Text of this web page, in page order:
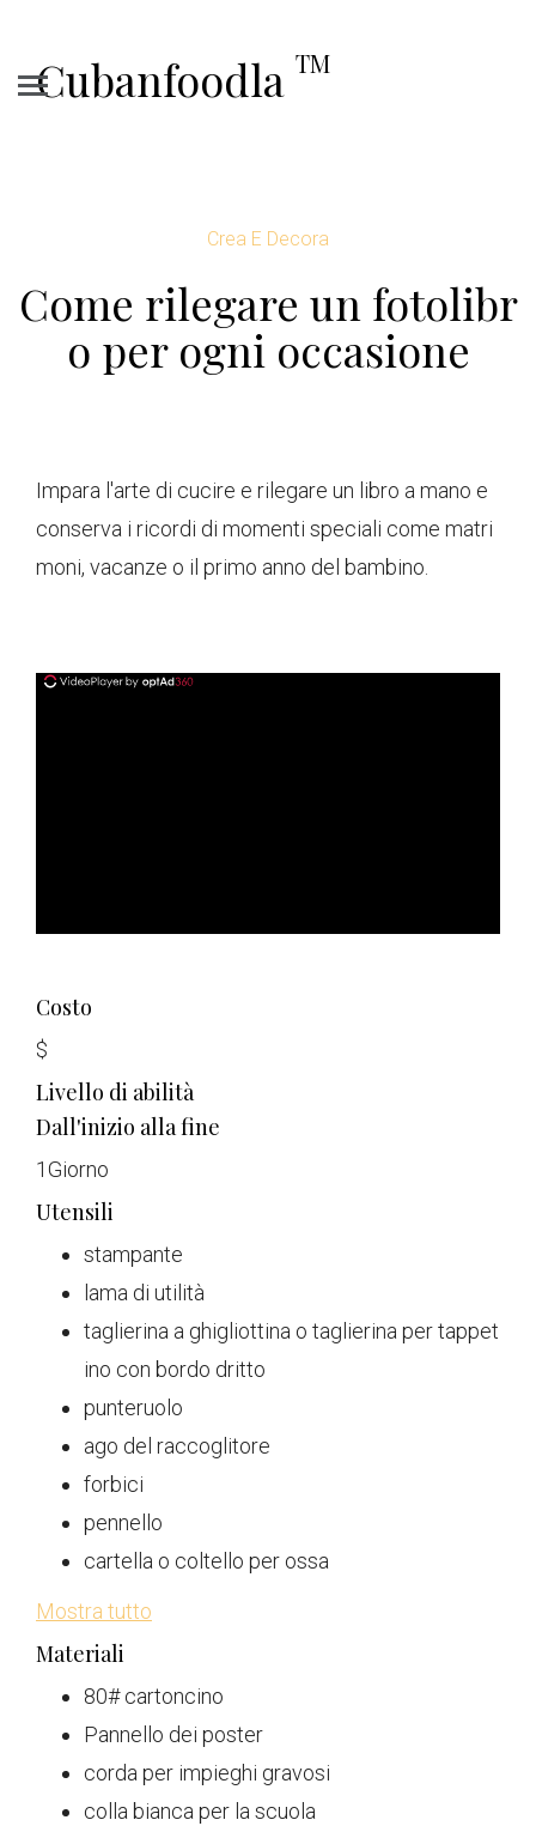
Cubanfoodla TM
Crea E Decora
Come rilegare un fotolibr
o per ogni occasione
Impara l'arte di cucire e rilegare un libro a mano e
conserva i ricordi di momenti speciali come matri
moni, vacanze o il primo anno del bambino.
Costo
$
Livello di abilità
Dall'inizio alla fine
1Giorno
Utensili
stampante
lama di utilità
taglierina a ghigliottina o taglierina per tappet
ino con bordo dritto
punteruolo
ago del raccoglitore
forbici
pennello
cartella o coltello per ossa
Mostra tutto
Materiali
80# cartoncino
Pannello dei poster
corda per impieghi gravosi
colla bianca per la scuola